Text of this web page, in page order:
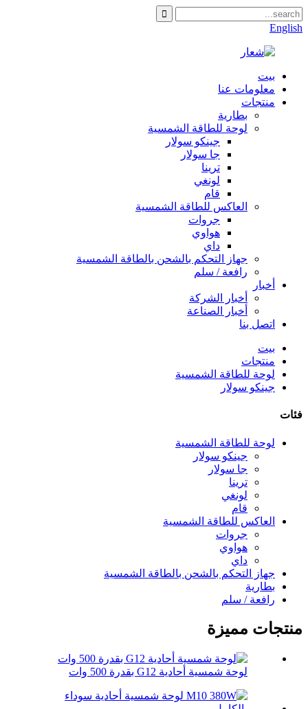
English
بيت
معلومات عنا
منتجات
بطارية
لوحة للطاقة الشمسية
جينكو سولار
جا سولار
ترينا
لونغي
قام
العاكس للطاقة الشمسية
جروات
هواوي
داي
جهاز التحكم بالشحن بالطاقة الشمسية
رافعة / سلم
أخبار
أخبار الشركة
أخبار الصناعة
اتصل بنا
بيت
منتجات
لوحة للطاقة الشمسية
جينكو سولار
فئات
لوحة للطاقة الشمسية
جينكو سولار
جا سولار
ترينا
لونغي
قام
العاكس للطاقة الشمسية
جروات
هواوي
داي
جهاز التحكم بالشحن بالطاقة الشمسية
بطارية
رافعة / سلم
منتجات مميزة
لوحة شمسية أحادية G12 بقدرة 500 وات